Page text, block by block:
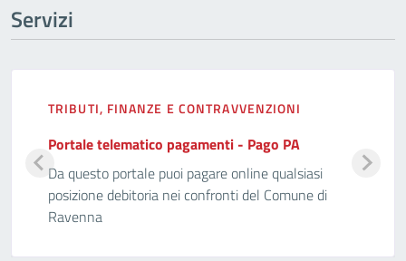
Servizi
TRIBUTI, FINANZE E CONTRAVVENZIONI
Portale telematico pagamenti - Pago PA
Da questo portale puoi pagare online qualsiasi
posizione debitoria nei confronti del Comune di
Ravenna